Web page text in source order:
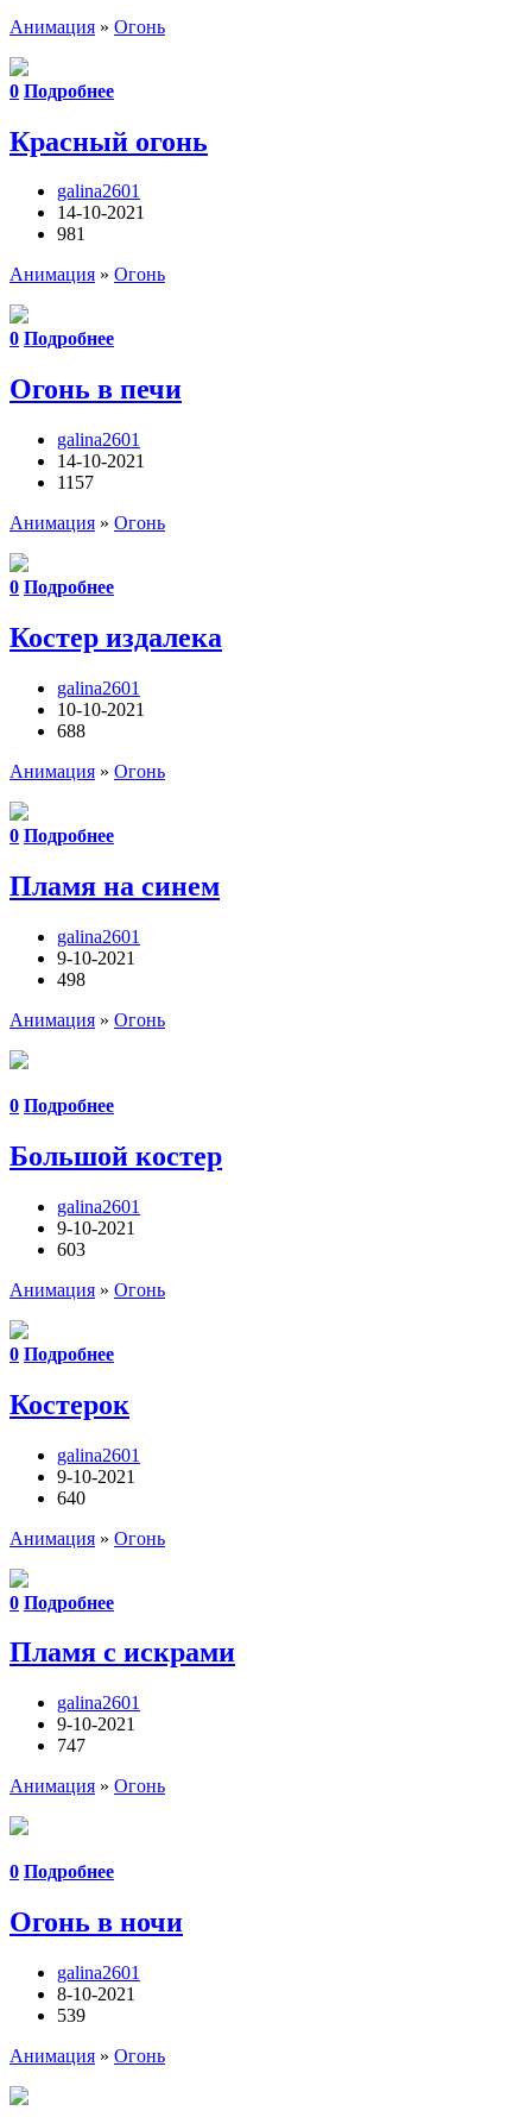
Анимация » Огонь
0 Подробнее
Красный огонь
galina2601
14-10-2021
981
Анимация » Огонь
0 Подробнее
Огонь в печи
galina2601
14-10-2021
1157
Анимация » Огонь
0 Подробнее
Костер издалека
galina2601
10-10-2021
688
Анимация » Огонь
0 Подробнее
Пламя на синем
galina2601
9-10-2021
498
Анимация » Огонь
0 Подробнее
Большой костер
galina2601
9-10-2021
603
Анимация » Огонь
0 Подробнее
Костерок
galina2601
9-10-2021
640
Анимация » Огонь
0 Подробнее
Пламя с искрами
galina2601
9-10-2021
747
Анимация » Огонь
0 Подробнее
Огонь в ночи
galina2601
8-10-2021
539
Анимация » Огонь